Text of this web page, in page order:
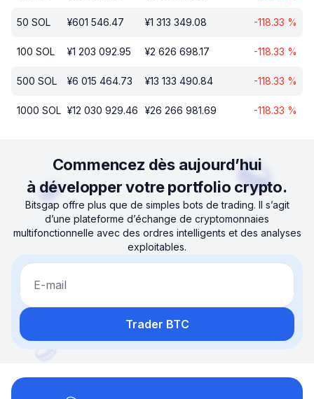
50 SOL ¥601 546.47 ¥1 313 349.08 -118.33 %
100 SOL ¥1 203 092.95 ¥2 626 698.17 -118.33 %
500 SOL ¥6 015 464.73 ¥13 133 490.84 -118.33 %
1000 SOL ¥12 030 929.46 ¥26 266 981.69 -118.33 %
Commencez dès aujourd’hui
à développer votre portfolio crypto.
Bitsgap offre plus que de simples bots de trading. Il s’agit
d’une plateforme d’échange de cryptomonnaies
multifonctionnelle avec des ordres intelligents et des analyses
exploitables.
E-mail
Trader BTC